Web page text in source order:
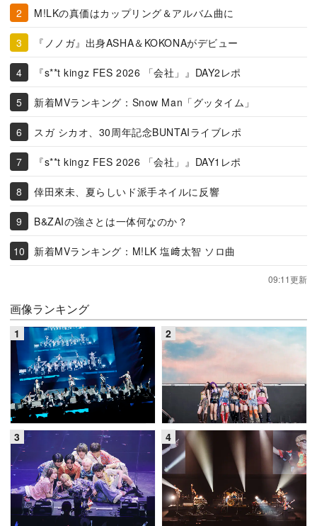
M!LKの真価はカップリング＆アルバム曲に
『ノノガ』出身ASHA＆KOKONAがデビュー
『s**t kingz FES 2026 「会社」』DAY2レポ
新着MVランキング：Snow Man「グッタイム」
スガ シカオ、30周年記念BUNTAIライブレポ
『s**t kingz FES 2026 「会社」』DAY1レポ
倖田來未、夏らしいド派手ネイルに反響
B&ZAIの強さとは一体何なのか？
新着MVランキング：M!LK 塩﨑太智 ソロ曲
09:11更新
画像ランキング